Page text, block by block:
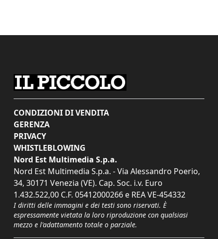
CONDIZIONI DI VENDITA
GERENZA
PRIVACY
WHISTLEBLOWING
Nord Est Multimedia S.p.a.
Nord Est Multimedia S.p.a. - Via Alessandro Poerio,
34, 30171 Venezia (VE). Cap. Soc. i.v. Euro
1.432.522,00 C.F. 05412000266 e REA VE-454332
I diritti delle immagini e dei testi sono riservati. È
espressamente vietata la loro riproduzione con qualsiasi
mezzo e l'adattamento totale o parziale.